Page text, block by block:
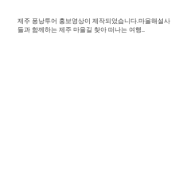
제주 퐁낭투어 홍보영상이 제작되었습니다.마을해설사
들과 함께하는 제주 마을길 찾아 떠나는 여행..